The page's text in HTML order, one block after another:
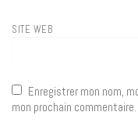
SITE WEB
Enregistrer mon nom,
mon prochain commentaire.